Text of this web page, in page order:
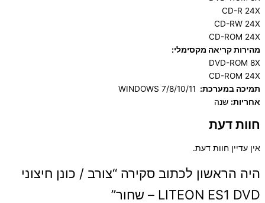
CD-R 24X
CD-RW 24X
CD-ROM 24X
מהירות קריאה מקסימלי:
DVD-ROM 8X
CD-ROM 24X
תמיכה במערכת:
אחריות: שנה
חוות דעת
אין עדיין חוות דעת.
היה הראשון לכתוב סקירה “צורב / כונן חיצוני
LITEON ES1 DVD – שחור”